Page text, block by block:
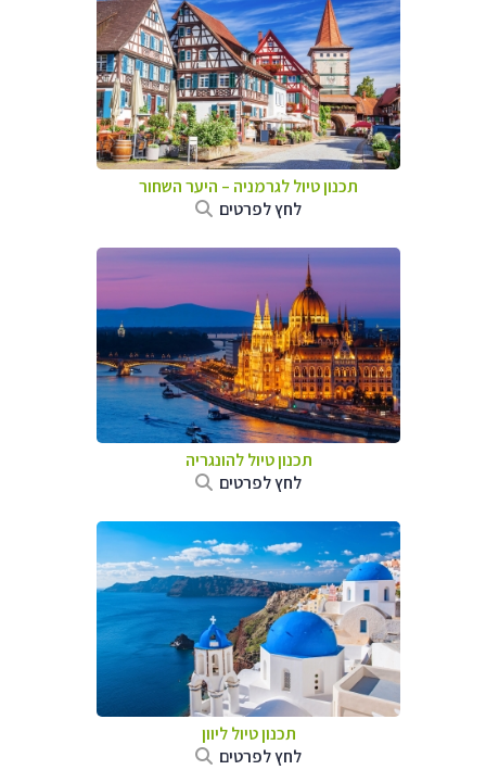
תכנון טיול לגרמניה – היער השחור
לחץ לפרטים
תכנון טיול להונגריה
לחץ לפרטים
תכנון טיול ליוון
לחץ לפרטים